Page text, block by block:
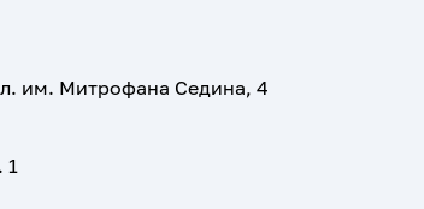
им. Митрофана Седина, 4
1